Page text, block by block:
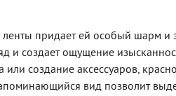
придает ей особый шарм и
и создает ощущение
создание аксессуаров,
вид позволит